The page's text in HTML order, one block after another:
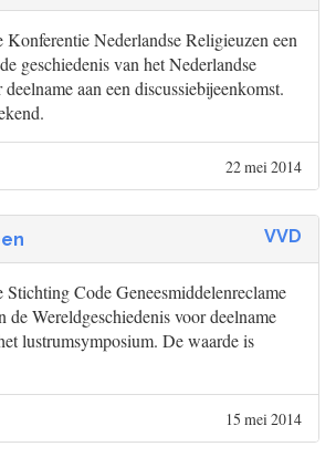
Konferentie Nederlandse Religieuzen een
geschiedenis van het Nederlandse
aan een discussiebijeenkomst.
22 mei 2014
VVD
Stichting Code Geneesmiddelenreclame
de Wereldgeschiedenis voor deelname
lustrumsymposium. De waarde is
15 mei 2014